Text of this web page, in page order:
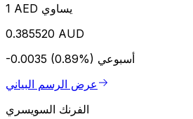
1 AED يساوي
0.385520 AUD
-0.0035 (0.89%) أسبوعي
عرض الرسم البياني
الفرنك السويسري